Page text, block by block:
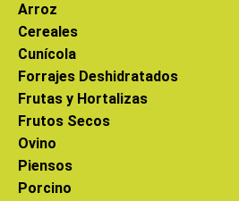
Arroz
Cereales
Cunícola
Forrajes Deshidratados
Frutas y Hortalizas
Frutos Secos
Ovino
Piensos
Porcino